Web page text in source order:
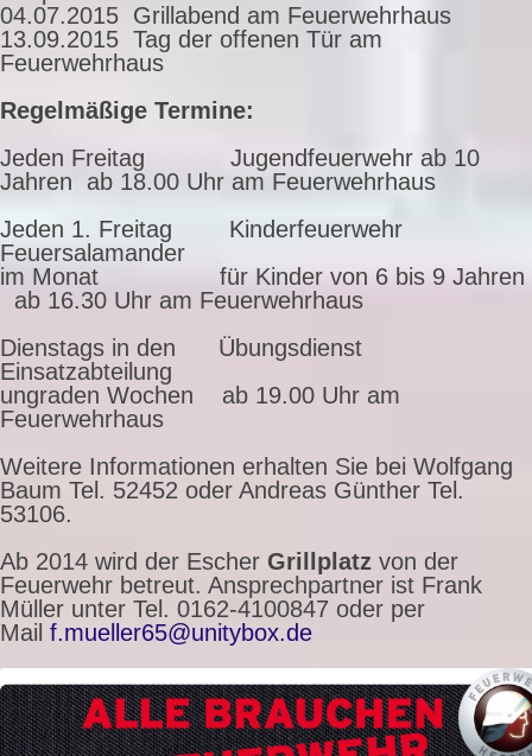
04.07.2015 Grillabend am Feuerwehrhaus
13.09.2015 Tag der offenen Tür am
Feuerwehrhaus
Regelmäßige Termine:
Jeden Freitag Jugendfeuerwehr ab 10
Jahren ab 18.00 Uhr am Feuerwehrhaus
Jeden 1. Freitag Kinderfeuerwehr
Feuersalamander
im Monat für Kinder von 6 bis 9 Jahren
ab 16.30 Uhr am Feuerwehrhaus
Dienstags in den Übungsdienst
Einsatzabteilung
ungraden Wochen ab 19.00 Uhr am
Feuerwehrhaus
Weitere Informationen erhalten Sie bei Wolfgang
Baum Tel. 52452 oder Andreas Günther Tel.
53106.
Ab 2014 wird der Escher Grillplatz von der
Feuerwehr betreut. Ansprechpartner ist Frank
Müller unter Tel. 0162-4100847 oder per
Mail f.mueller65@unitybox.de